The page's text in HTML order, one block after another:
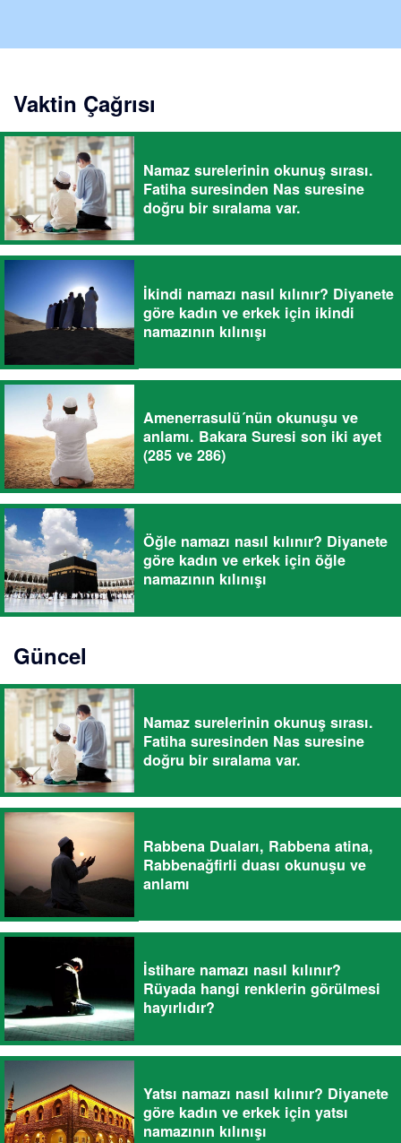
Vaktin Çağrısı
Namaz surelerinin okunuş sırası.
Fatiha suresinden Nas suresine
doğru bir sıralama var.
İkindi namazı nasıl kılınır? Diyanete
göre kadın ve erkek için ikindi
namazının kılınışı
Amenerrasulü´nün okunuşu ve
anlamı. Bakara Suresi son iki ayet
(285 ve 286)
Öğle namazı nasıl kılınır? Diyanete
göre kadın ve erkek için öğle
namazının kılınışı
Güncel
Namaz surelerinin okunuş sırası.
Fatiha suresinden Nas suresine
doğru bir sıralama var.
Rabbena Duaları, Rabbena atina,
Rabbenağfirli duası okunuşu ve
anlamı
İstihare namazı nasıl kılınır?
Rüyada hangi renklerin görülmesi
hayırlıdır?
Yatsı namazı nasıl kılınır? Diyanete
göre kadın ve erkek için yatsı
namazının kılınışı